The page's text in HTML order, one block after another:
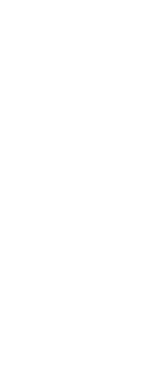
Designs mit
oder den
und sorgt für
PET (rPET)
sicher,